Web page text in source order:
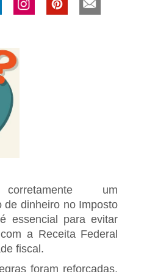
um
de dinheiro no Imposto
essencial para evitar
a Receita Federal
fiscal.
foram reforçadas,